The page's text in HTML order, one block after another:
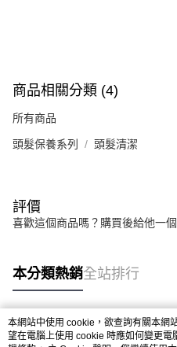
商品相關分類 (4)
所有商品
頭髮保養系列 頭髮清潔
評價
喜歡這個商品嗎？購買後給他一
本分類熱銷全站排行
熱門標籤
本網站中使用 cookie，欲查詢有關本網
望在電腦上使用 cookie 時應如何變更電